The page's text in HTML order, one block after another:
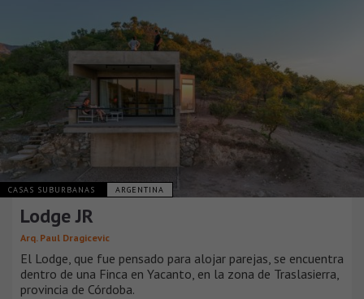
CASAS SUBURBANAS ARGENTINA
Lodge JR
Arq. Paul Dragicevic
El Lodge, que fue pensado para alojar parejas, se encuentra
dentro de una Finca en Yacanto, en la zona de Traslasierra,
provincia de Córdoba.